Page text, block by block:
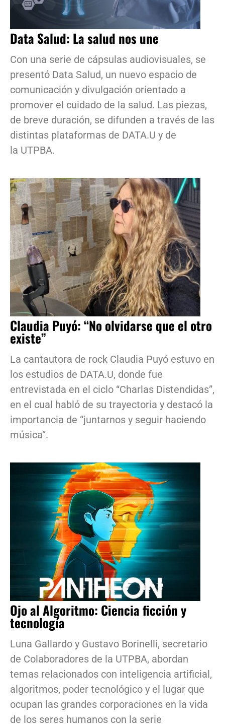
Data Salud: La salud nos une
Con una serie de cápsulas audiovisuales, se
presentó Data Salud, un nuevo espacio de
comunicación y divulgación orientado a
promover el cuidado de la salud. Las piezas,
de breve duración, se difunden a través de las
distintas plataformas de DATA.U y de
la UTPBA.
Claudia Puyó: “No olvidarse que el otro
existe”
La cantautora de rock Claudia Puyó estuvo en
los estudios de DATA.U, donde fue
entrevistada en el ciclo “Charlas Distendidas”,
en el cual habló de su trayectoria y destacó la
importancia de “juntarnos y seguir haciendo
música”.
Ojo al Algoritmo: Ciencia ficción y
tecnología
Luna Gallardo y Gustavo Borinelli, secretario
de Colaboradores de la UTPBA, abordan
temas relacionados con inteligencia artificial,
algoritmos, poder tecnológico y el lugar que
ocupan las grandes corporaciones en la vida
de los seres humanos con la serie